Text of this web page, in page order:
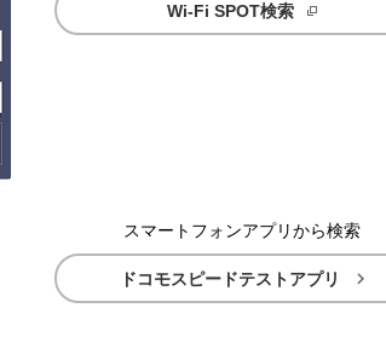
Wi-Fi SPOT検索
スマートフォンアプリから検索
ドコモスピードテストアプリ 